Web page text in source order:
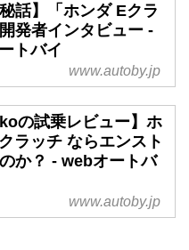
秘話】「ホンダ Eクラ
発者インタビュー -
トバイ
www.autoby.jp
の試乗レビュー】ホ
ラッチ ならエンスト
か？ - webオートバ
www.autoby.jp